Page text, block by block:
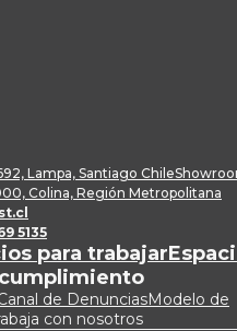
Lampa, Santiago Chile
Colina, Región Metropolitana
5135
para trabajar
de DenunciasModelo de
con nosotros